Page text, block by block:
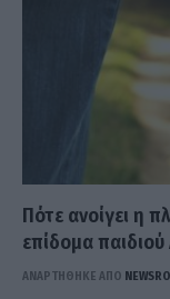
Πότε ανοίγει η
επίδομα παιδιού
ΑΝΑΡΤΗΘΗΚΕ ΑΠΟ